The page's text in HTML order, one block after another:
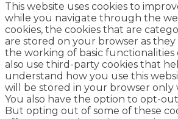
This website uses cookies to
while you navigate through the
cookies, the cookies that are
are stored on your browser as they
the working of basic functionalities
also use third-party cookies that
understand how you use this
will be stored in your browser only
You also have the option to opt-
But opting out of some of these